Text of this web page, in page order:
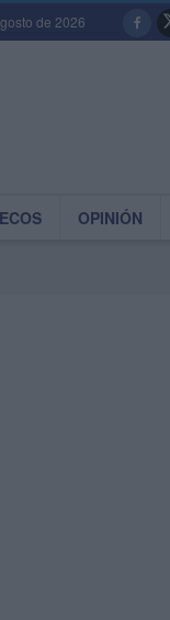
de 2026
OPINIÓN